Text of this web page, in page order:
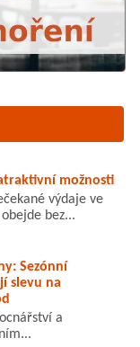
možnosti
výdaje ve
bez...
Sezónní
slevu na
a